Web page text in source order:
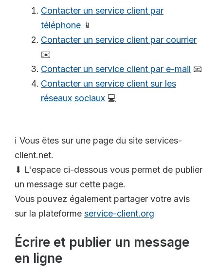
Contacter un service client par
téléphone 📱
Contacter un service client par courrier
✉️
Contacter un service client par e-mail 📧
Contacter un service client sur les
réseaux sociaux 💻
ℹ️ Vous êtes sur une page du site services-
client.net.
⬇ L'espace ci-dessous vous permet de publier
un message sur cette page.
Vous pouvez également partager votre avis
sur la plateforme service-client.org
Écrire et publier un message
en ligne